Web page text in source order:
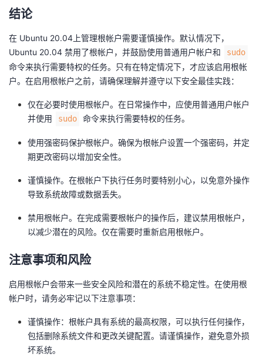
结论
在 Ubuntu 20.04上管理根帐户需要谨慎操作。默认情况下，
Ubuntu 20.04 禁用了根帐户，并鼓励使用普通用户帐户和
sudo
命令来执行需要特权的任务。只有在特定情况下，才应该启用根帐
户。在启用根帐户之前，请确保理解并遵守以下安全最佳实践：
仅在必要时使用根帐户。在日常操作中，应使用普通用户帐户
并使用
sudo 命令来执行需要特权的任务。
使用强密码保护根帐户。确保为根帐户设置一个强密码，并定
期更改密码以增加安全性。
谨慎操作。在根帐户下执行任务时要特别小心，以免意外操作
导致系统故障或数据丢失。
禁用根帐户。在完成需要根帐户的操作后，建议禁用根帐户，
以减少潜在的风险。仅在需要时重新启用根帐户。
注意事项和风险
启用根帐户会带来一些安全风险和潜在的系统不稳定性。在使用根
帐户时，请务必牢记以下注意事项：
谨慎操作：根帐户具有系统的最高权限，可以执行任何操作，
包括删除系统文件和更改关键配置。请谨慎操作，避免意外损
坏系统。